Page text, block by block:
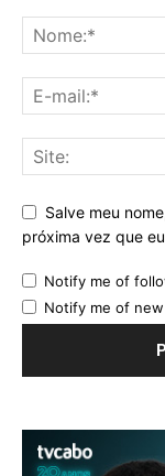
Salve meu
próxima vez que
Notify me of
Notify me of